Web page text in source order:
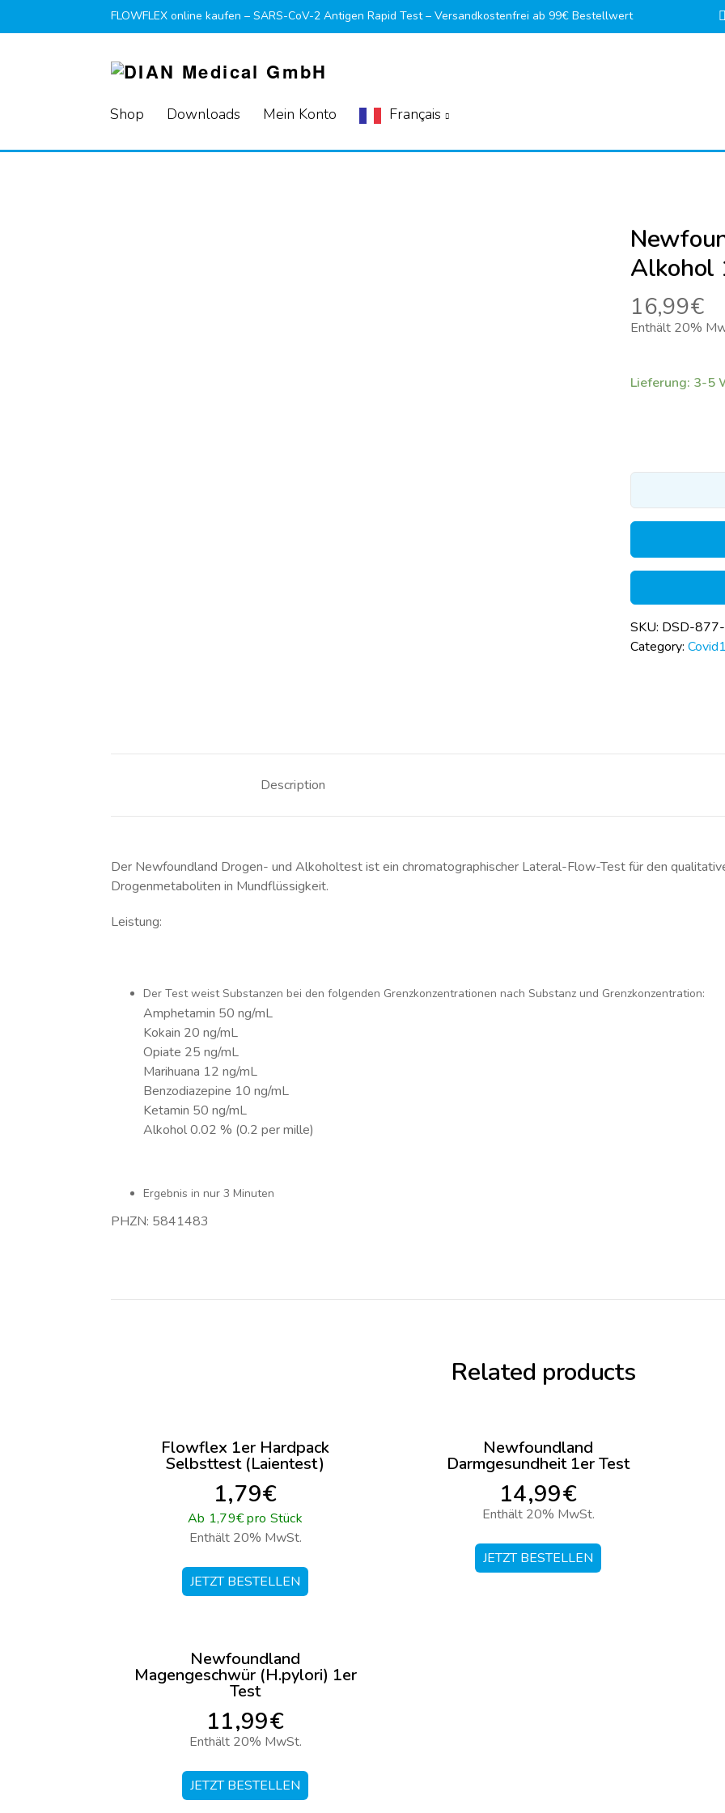
FLOWFLEX online kaufen – SARS-CoV-2 Antigen Rapid Test – Versandkostenfrei ab 99€ Bestellwert
Shop Downloads Mein Konto Français
Alkohol
16,99€
Enthält 20%
Lieferung: 3-5
SKU: DSD-
Category:
Description
Der Newfoundland Drogen- und Alkoholtest ist ein chromatographischer Lateral-Flow-Test für den
Drogenmetaboliten in Mundflüssigkeit.
Leistung:
Der Test weist Substanzen bei den folgenden Grenzkonzentrationen nach Substanz und Grenzkonzentration:
Amphetamin 50 ng/mL
Kokain 20 ng/mL
Opiate 25 ng/mL
Marihuana 12 ng/mL
Benzodiazepine 10 ng/mL
Ketamin 50 ng/mL
Alkohol 0.02 % (0.2 per mille)
Ergebnis in nur 3 Minuten
PHZN: 5841483
Related products
Flowflex 1er Hardpack
Selbsttest (Laientest)
1,79€
Ab 1,79€ pro Stück
Enthält 20% MwSt.
JETZT BESTELLEN
Newfoundland
Darmgesundheit 1er Test
14,99€
Enthält 20% MwSt.
JETZT BESTELLEN
Newfoundland
Magengeschwür (H.pylori) 1er
Test
11,99€
Enthält 20% MwSt.
JETZT BESTELLEN